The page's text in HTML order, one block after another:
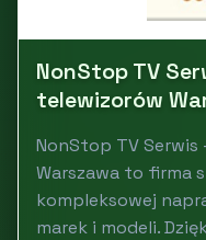
NonStop TV
telewizorów
NonStop TV
Warszawa to firma
kompleksowej
marek i modeli.